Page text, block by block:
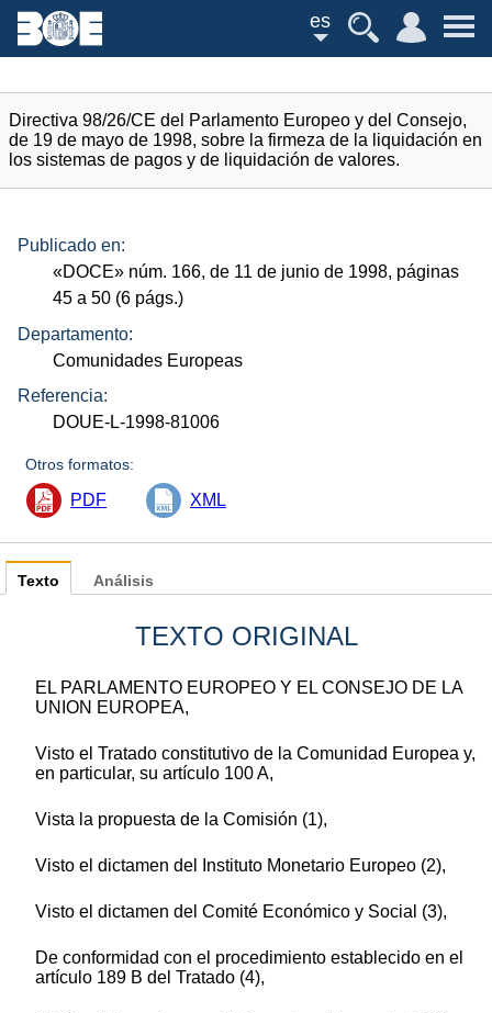
es
Directiva 98/26/CE del Parlamento Europeo y del Consejo,
de 19 de mayo de 1998, sobre la firmeza de la liquidación en
los sistemas de pagos y de liquidación de valores.
Publicado en:
«DOCE» núm. 166, de 11 de junio de 1998, páginas
45 a 50 (6 págs.)
Departamento:
Comunidades Europeas
Referencia:
DOUE-L-1998-81006
Otros formatos:
PDF XML
Texto
TEXTO ORIGINAL
EL PARLAMENTO EUROPEO Y EL CONSEJO DE LA
UNION EUROPEA,
Visto el Tratado constitutivo de la Comunidad Europea y,
en particular, su artículo 100 A,
Vista la propuesta de la Comisión (1),
Visto el dictamen del Instituto Monetario Europeo (2),
Visto el dictamen del Comité Económico y Social (3),
De conformidad con el procedimiento establecido en el
artículo 189 B del Tratado (4),
Análisis